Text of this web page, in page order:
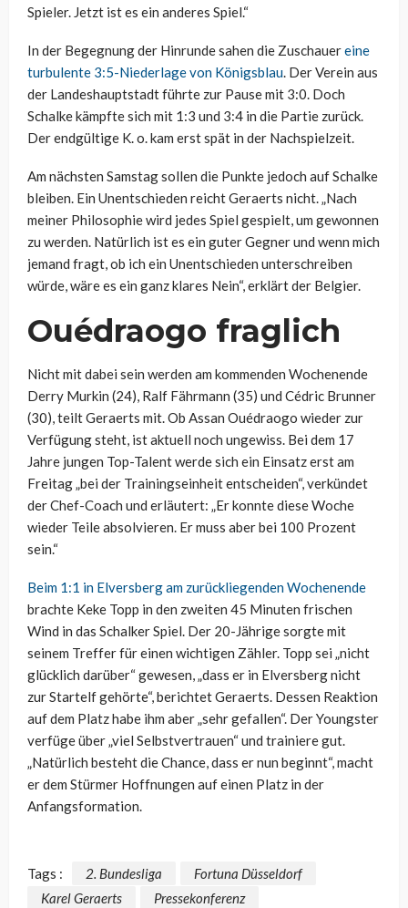
Spieler. Jetzt ist es ein anderes Spiel.“
In der Begegnung der Hinrunde sahen die Zuschauereine
turbulente 3:5-Niederlage von Königsblau. Der Verein aus
der Landeshauptstadt führte zur Pause mit 3:0. Doch
Schalke kämpfte sich mit 1:3 und 3:4 in die Partie zurück.
Der endgültige K. o. kam erst spät in der Nachspielzeit.
Am nächsten Samstag sollen die Punkte jedoch auf Schalke
bleiben. Ein Unentschieden reicht Geraerts nicht. „Nach
meiner Philosophie wird jedes Spiel gespielt, um gewonnen
zu werden. Natürlich ist es ein guter Gegner und wenn mich
jemand fragt, ob ich ein Unentschieden unterschreiben
würde, wäre es ein ganz klares Nein“, erklärt der Belgier.
Ouédraogo fraglich
Nicht mit dabei sein werden am kommenden Wochenende
Derry Murkin (24), Ralf Fährmann (35) und Cédric Brunner
(30), teilt Geraerts mit. Ob Assan Ouédraogo wieder zur
Verfügung steht, ist aktuell noch ungewiss. Bei dem 17
Jahre jungen Top-Talent werde sich ein Einsatz erst am
Freitag „bei der Trainingseinheit entscheiden“, verkündet
der Chef-Coach und erläutert: „Er konnte diese Woche
wieder Teile absolvieren. Er muss aber bei 100 Prozent
sein.“
Beim 1:1 in Elversberg am zurückliegenden Wochenende
brachte Keke Topp in den zweiten 45 Minuten frischen
Wind in das Schalker Spiel. Der 20-Jährige sorgte mit
seinem Treffer für einen wichtigen Zähler. Topp sei „nicht
glücklich darüber“ gewesen, „dass er in Elversberg nicht
zur Startelf gehörte“, berichtet Geraerts. Dessen Reaktion
auf dem Platz habe ihm aber „sehr gefallen“. Der Youngster
verfüge über „viel Selbstvertrauen“ und trainiere gut.
„Natürlich besteht die Chance, dass er nun beginnt“, macht
er dem Stürmer Hoffnungen auf einen Platz in der
Anfangsformation.
Tags : 2. Bundesliga
Fortuna Düsseldorf
Karel Geraerts
Pressekonferenz